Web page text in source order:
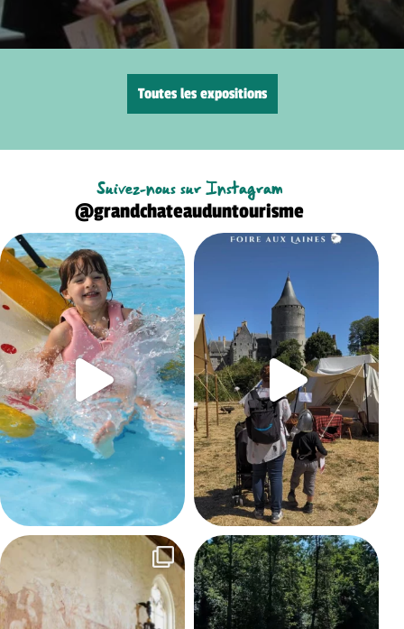
Toutes les expositions
Suivez-nous sur Instagram
@grandchateauduntourisme